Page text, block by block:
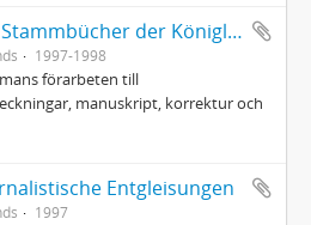
Förarbeten till "Die Stammbücher der Königlichen Bibliothek Stockholm - : Handschriftenkatalog von Lotte Kurras und Eva Dillman"
1997-1998
förarbeten till
manuskript, korrektur och
Entgleisungen
1997